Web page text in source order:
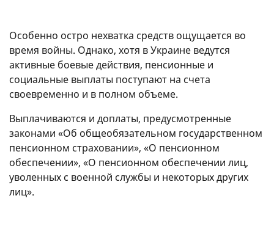
Особенно остро нехватка средств ощущается во
время войны. Однако, хотя в Украине ведутся
активные боевые действия, пенсионные и
социальные выплаты поступают на счета
своевременно и в полном объеме.
Выплачиваются и доплаты, предусмотренные
законами «Об общеобязательном государственном
пенсионном страховании», «О пенсионном
обеспечении», «О пенсионном обеспечении лиц,
уволенных с военной службы и некоторых других
лиц».